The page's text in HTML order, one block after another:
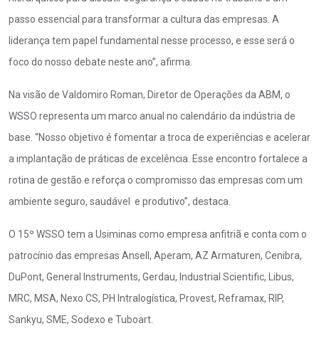
passo essencial para transformar a cultura das empresas. A
liderança tem papel fundamental nesse processo, e esse será o
foco do nosso debate neste ano”, afirma.
Na visão de Valdomiro Roman, Diretor de Operações da ABM, o
WSSO representa um marco anual no calendário da indústria de
base. “Nosso objetivo é fomentar a troca de experiências e acelerar
a implantação de práticas de excelência. Esse encontro fortalece a
rotina de gestão e reforça o compromisso das empresas com um
ambiente seguro, saudável e produtivo”, destaca.
O 15º WSSO tem a Usiminas como empresa anfitriã e conta com o
patrocínio das empresas Ansell, Aperam, AZ Armaturen, Cenibra,
DuPont, General Instruments, Gerdau, Industrial Scientific, Libus,
MRC, MSA, Nexo CS, PH Intralogística, Provest, Reframax, RIP,
Sankyu, SME, Sodexo e Tuboart.